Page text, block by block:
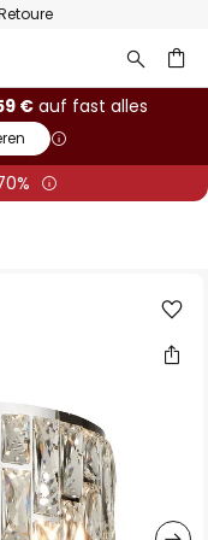
€auf fast alles